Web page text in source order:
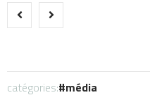
catégories: média